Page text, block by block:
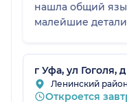
нашла общий
малейшие
Огромное Вам
г Уфа, ул Гоголя,
Ленинский район
Откроется